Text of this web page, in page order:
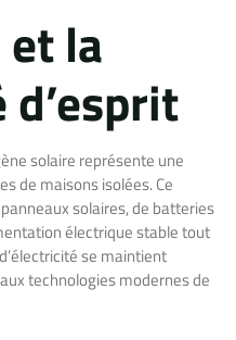
la
solaire représente une
de maisons isolées. Ce
solaires, de batteries
électrique stable tout
se maintient
technologies modernes de